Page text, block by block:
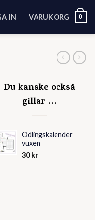
IN VARUKORG 0
Du kanske också
gillar …
Odlingskalender
vuxen
30kr